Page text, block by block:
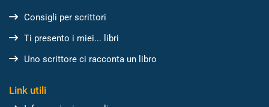
Consigli per scrittori
Ti presento i miei... libri
Uno scrittore ci racconta un libro
Link utili